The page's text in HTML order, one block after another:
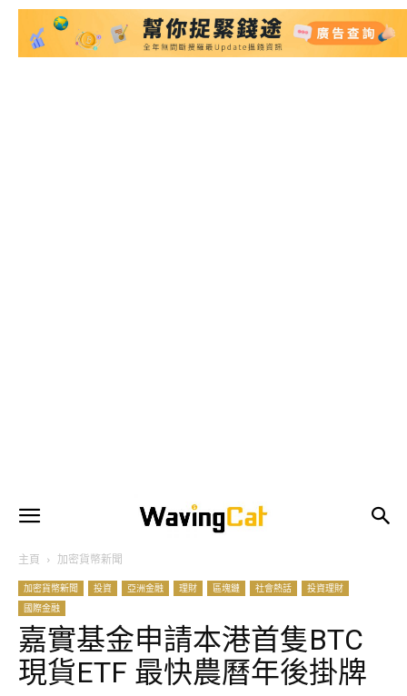
主頁 加密貨幣新聞
加密貨幣新聞 投資 亞洲金融 理財 區塊鏈 社會熱話
投資理財
國際金融
嘉實基金申請本港首隻BTC
現貨ETF 最快農曆年後掛牌